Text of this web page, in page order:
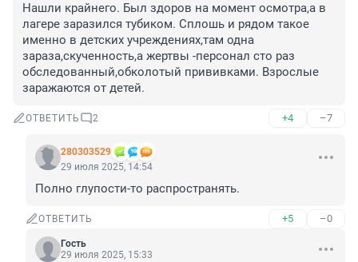
Нашли крайнего. Был здоров на момент осмотра,а в
лагере заразился тубиком. Сплошь и рядом такое
именно в детских учреждениях,там одна
зараза,скученность,а жертвы -персонал сто раз
обследованный,обколотый прививками. Взрослые
заражаются от детей.
ОТВЕТИТЬ 2 +4 –7
280303529
29 июля 2025, 14:54
Полно глупости-то распространять.
ОТВЕТИТЬ +5 –0
Гость
29 июля 2025, 15:33